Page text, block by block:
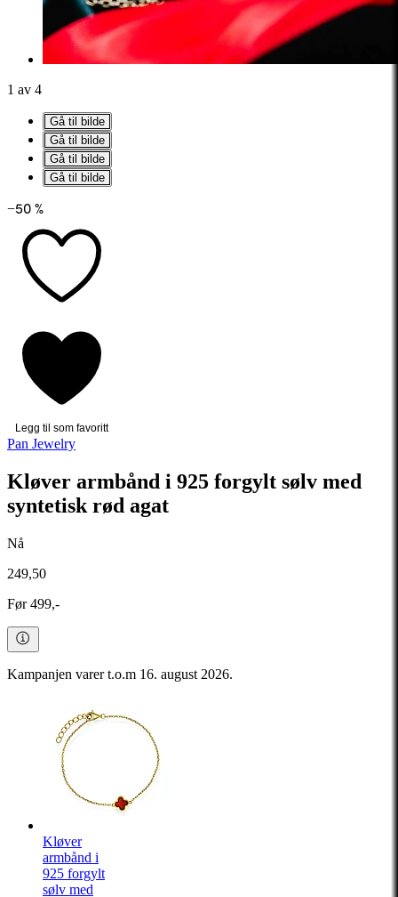
1 av 4
Gå til bilde
Gå til bilde
Gå til bilde
Gå til bilde
−50 %
Legg til som favoritt
Pan Jewelry
Kløver armbånd i 925 forgylt sølv med
syntetisk rød agat
Nå
249,50
Før 499,-
Kampanjen varer t.o.m 16. august 2026.
Kløver
armbånd i
925 forgylt
sølv med